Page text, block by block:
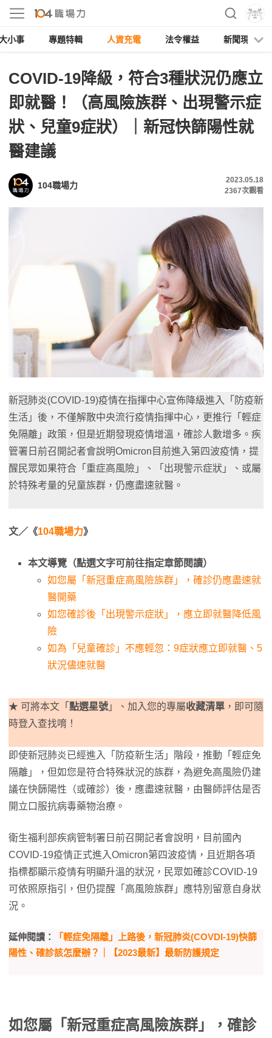
小事 專題特輯 人資充電 法令權益 新聞現場
COVID-19降級，符合3種狀況仍應立
即就醫！（高風險族群、出現警示症
狀、兒童9症狀）｜新冠快篩陽性就
醫建議
104職場力
2023.05.18
2367次觀看
新冠肺炎(COVID-19)疫情在指揮中心宣佈降級進入「防疫新
生活」後，不僅解散中央流行疫情指揮中心，更推行「輕症
免隔離」政策，但是近期發現疫情增溫，確診人數增多。疾
管署日前召開記者會說明Omicron目前進入第四波疫情，提
醒民眾如果符合「重症高風險」、「出現警示症狀」、或屬
於特殊考量的兒童族群，仍應盡速就醫。
文／《104職場力》
本文導覽（點選文字可前往指定章節閱讀）
如您屬「新冠重症高風險族群」，確診仍應盡速就
醫開藥
如您確診後「出現警示症狀」，應立即就醫降低風
險
如為「兒童確診」不應輕忽：9症狀應立即就醫、5
狀況儘速就醫
★ 可將本文「 點選星號 」、加入您的專屬收藏清單 ，即可隨
時登入查找唷！
即使新冠肺炎已經進入「防疫新生活」階段，推動「輕症免
隔離」，但如您是符合特殊狀況的族群，為避免高風險仍建
議在快篩陽性（或確診）後，應盡速就醫，由醫師評估是否
開立口服抗病毒藥物治療。
衛生福利部疾病管制署日前召開記者會說明，目前國內
COVID-19疫情正式進入Omicron第四波疫情，且近期各項
指標都顯示疫情有明顯升溫的狀況，民眾如確診COVID-19
可依照原指引，但仍提醒「高風險族群」應特別留意自身狀
況。
延伸閱讀：
「輕症免隔離」上路後，新冠肺炎(COVDI-19)快篩
陽性、確診該怎麼辦？｜【2023最新】最新防護規定
如您屬「新冠重症高風險族群」，確診